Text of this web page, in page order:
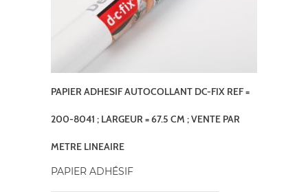
PAPIER ADHESIF AUTOCOLLANT DC-FIX REF =
200-8041 ; LARGEUR = 67.5 CM ; VENTE PAR
METRE LINEAIRE
PAPIER ADHÉSIF